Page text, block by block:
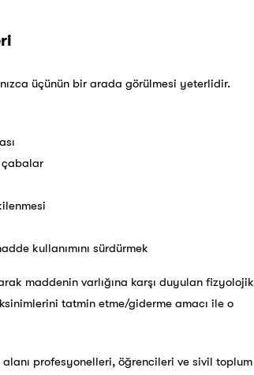
üçünün bir arada görülmesi yeterlidir.
çabalar
kullanımını sürdürmek
maddenin varlığına karşı duyulan fizyolojik
tatmin etme/giderme amacı ile o
alanı profesyonelleri, öğrencileri ve sivil toplum